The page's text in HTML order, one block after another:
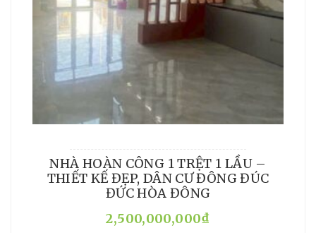
NHÀ HOÀN CÔNG 1 TRỆT 1 LẦU –
THIẾT KẾ ĐẸP, DÂN CƯ ĐÔNG ĐÚC
ĐỨC HÒA ĐÔNG
2,500,000,000₫